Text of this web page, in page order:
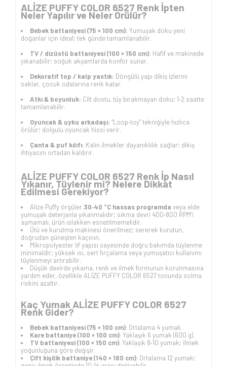
ALİZE PUFFY COLOR 6527 Renk İpten
Neler Yapılır ve Neler Örülür?
Bebek battaniyesi (75 × 100 cm): Yumuşak doku yeni
doğanlar için ideal; tek günde tamamlanabilir.
TV / dizüstü battaniyesi (100 × 150 cm): Hafif ve makinede
yıkanabilir; soğuk akşamlarda konfor sunar.
Dekoratif top / kalp yastık: Döngülü yapı dikiş izlerini
saklar, çocuk odalarına renk katar.
Atkı & boyunluk: Cilt dostu, tüy bırakmayan doku; 1‑2 saatte
tamamlanabilir.
Oyuncak & uyku arkadaşı: “Loop‑toy” tekniğiyle hızlıca
örülür; dolgulu oyuncak hissi verir.
Çanta & puf kılıfı: Kalın ilmekler dayanıklılık sağlar; dikiş
ihtiyacını ortadan kaldırır.
ALİZE PUFFY COLOR 6527 Renk İp Nasıl
Yıkanır, Tüylenir mi? Nelere Dikkat
Edilmesi Gerekiyor?
Alize Puffy örgüler 30‑40 °C hassas programda veya elde
yumuşak deterjanla yıkanmalıdır; sıkma devri 400‑800 RPM’i
aşmamalı, ürün ıslakken esnetilmemelidir.
Ütü ve kurutma makinesi önerilmez; sererek kurutun,
doğrudan güneşten kaçının.
Mikropolyester lif yapısı sayesinde doğru bakımda tüylenme
minimaldir; yüksek ısı, sert fırçalama veya yumuşatıcı kullanımı
tüylenmeyi artırabilir.
Düşük devirde yıkama, renk ve ilmek formunun korunmasına
yardım eder, özellikle ALİZE PUFFY COLOR 6527 tonunda solma
riskini azaltır.
Kaç Yumak ALİZE PUFFY COLOR 6527
Renk Gider?
Bebek battaniyesi (75 × 100 cm): Ortalama 4 yumak.
Kare battaniye (100 × 100 cm): Yaklaşık 6 yumak (600 g).
TV battaniyesi (100 × 150 cm): Yaklaşık 8‑10 yumak; ilmek
yoğunluğuna göre değişir.
Çift kişilik battaniye (140 × 160 cm): Ortalama 12 yumak;